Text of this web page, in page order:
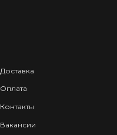
Доставка
Оплата
Контакты
Вакансии